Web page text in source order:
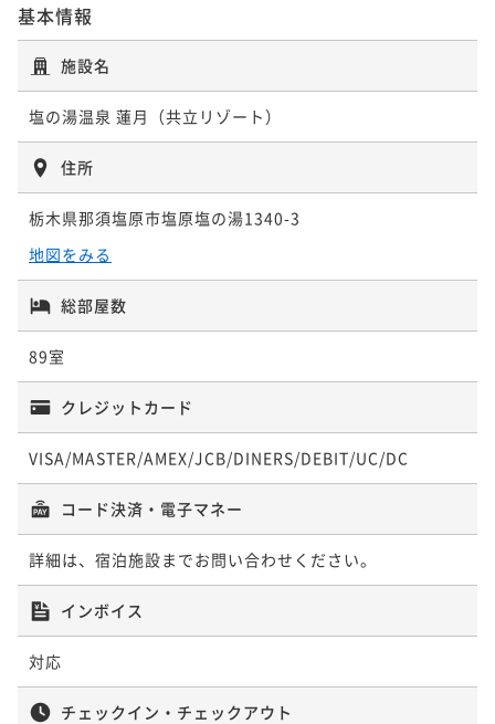
風呂付客室】56.7㎡／4名定員
¥62,480~
基本情報
施設名
塩の湯温泉 蓮月（共立リゾート）
住所
栃木県那須塩原市塩原塩の湯1340-3
地図をみる
総部屋数
89室
クレジットカード
VISA/MASTER/AMEX/JCB/DINERS/DEBIT/UC/DC
コード決済・電子マネー
詳細は、宿泊施設までお問い合わせください。
インボイス
対応
チェックイン・チェックアウト